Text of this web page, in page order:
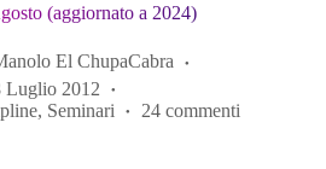
(aggiornato a 2024)
El ChupaCabra
Luglio 2012
, Seminari 24 commenti